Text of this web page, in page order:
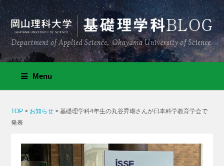
Menu
TOP > お知らせ >基礎理学科4年生の丸谷昇瑚さんが日本科学教育学会で
発表